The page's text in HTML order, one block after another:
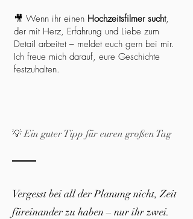
🎥 Wenn ihr einen Hochzeitsfilmer sucht,
der mit Herz, Erfahrung und Liebe zum
Detail arbeitet – meldet euch gern bei mir.
Ich freue mich darauf, eure Geschichte
festzuhalten.
💡 Ein guter Tipp für euren großen Tag
Vergesst bei all der Planung nicht, Zeit
füreinander zu haben – nur ihr zwei.